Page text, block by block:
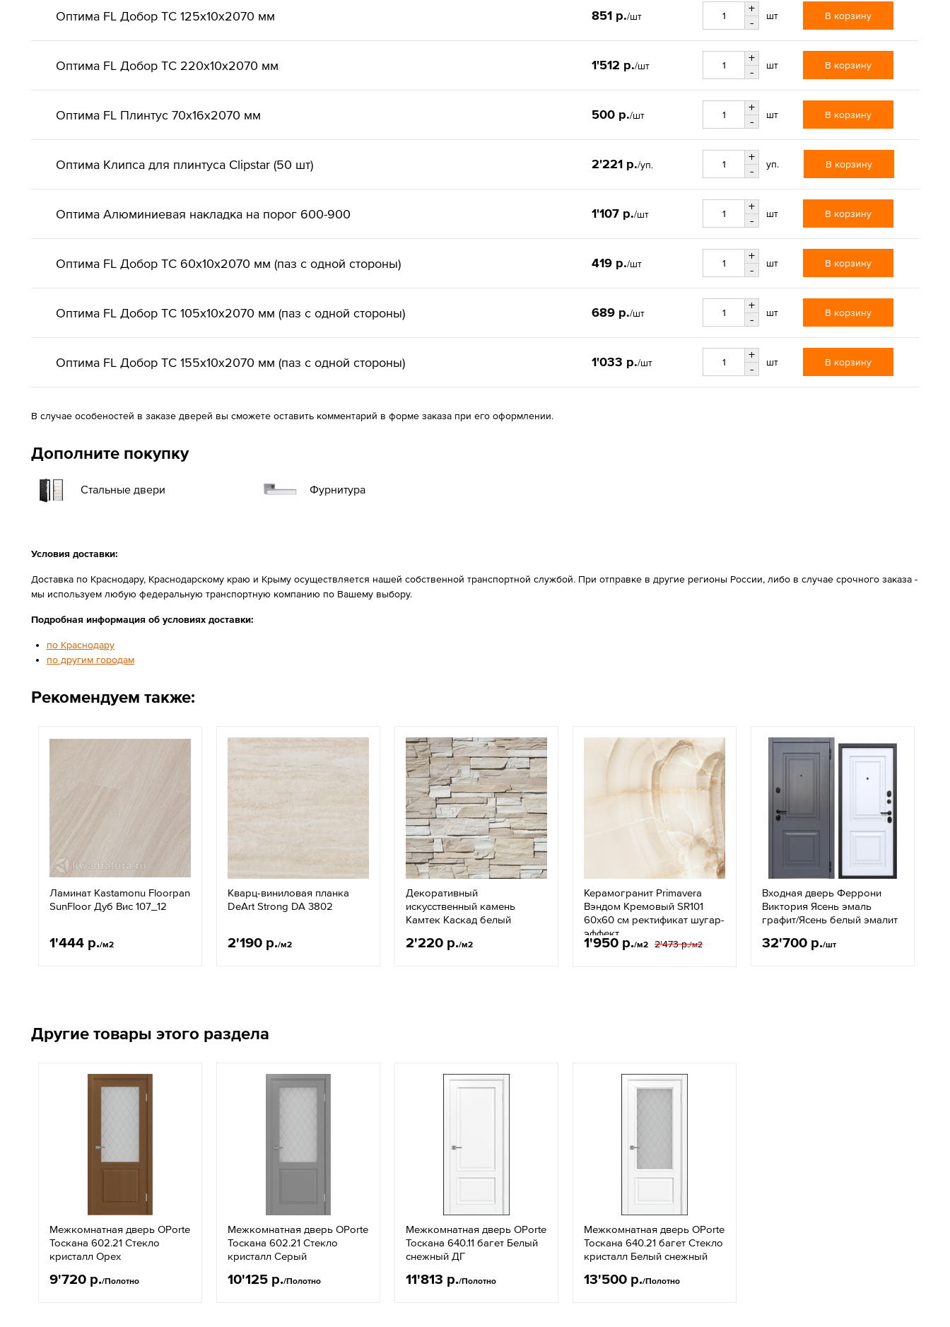
Оптима FL Добор ТС 125х10х2070 мм 851 р./шт
+
-
шт В корзину
Оптима FL Добор ТС 220х10х2070 мм 1'512 р./шт
+
-
шт В корзину
Оптима FL Плинтус 70х16х2070 мм 500 р./шт
+
-
шт В корзину
Оптима Клипса для плинтуса Clipstar (50 шт) 2'221 р./уп.
+
-
уп. В корзину
Оптима Алюминиевая накладка на порог 600-900 1'107 р./шт
+
-
шт В корзину
Оптима FL Добор ТС 60х10х2070 мм (паз с одной стороны) 419 р./шт
+
-
шт В корзину
Оптима FL Добор ТС 105х10х2070 мм (паз с одной стороны) 689 р./шт
+
-
шт В корзину
Оптима FL Добор ТС 155х10х2070 мм (паз с одной стороны) 1'033 р./шт
+
-
шт В корзину
В случае особеностей в заказе дверей вы сможете оставить комментарий в форме заказа при его оформлении.
Дополните покупку
Стальные двери Фурнитура
Условия доставки:
Доставка по Краснодару, Краснодарскому краю и Крыму осуществляется нашей собственной транспортной службой. При отправке в другие регионы России, либо в случае срочного заказа -
мы используем любую федеральную транспортную компанию по Вашему выбору.
Подробная информация об условиях доставки:
по Краснодару
по другим городам
Рекомендуем также:
Ламинат Kastamonu Floorpan
SunFloor Дуб Вис 107_12
1'444 р./м2
Кварц-виниловая планка
DeArt Strong DA 3802
2'190 р./м2
Декоративный
искусственный камень
Камтек Каскад белый
2'220 р./м2
Керамогранит Primavera
Вэндом Кремовый SR101
60x60 см ректификат шугар-
эффект
1'950 р./м2 2'473 р./м2
Входная дверь Феррони
Виктория Ясень эмаль
графит/Ясень белый эмалит
32'700 р./шт
Другие товары этого раздела
Межкомнатная дверь OPorte
Тоскана 602.21 Стекло
кристалл Орех
9'720 р./Полотно
Межкомнатная дверь OPorte
Тоскана 602.21 Стекло
кристалл Серый
10'125 р./Полотно
Межкомнатная дверь OPorte
Тоскана 640.11 багет Белый
снежный ДГ
11'813 р./Полотно
Межкомнатная дверь OPorte
Тоскана 640.21 багет Стекло
кристалл Белый снежный
13'500 р./Полотно